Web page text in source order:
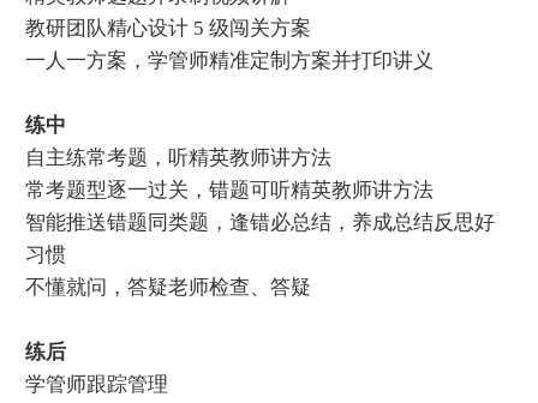
教研团队精心设计 5 级闯关方案
一人一方案，学管师精准定制方案并打印讲义
练中
自主练常考题，听精英教师讲方法
常考题型逐一过关，错题可听精英教师讲方法
智能推送错题同类题，逢错必总结，养成总结反思好
习惯
不懂就问，答疑老师检查、答疑
练后
学管师跟踪管理